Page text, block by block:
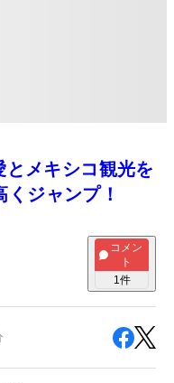
メキシコ観光を
ジャンプ！
コメン
ト
1件